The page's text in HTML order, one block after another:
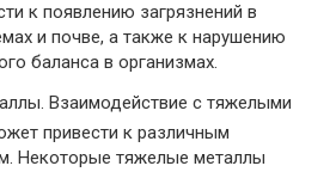
к появлению загрязнений в
и почве, а также к нарушению
баланса в организмах.
Взаимодействие с тяжелыми
привести к различным
Некоторые тяжелые металлы